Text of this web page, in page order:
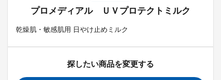
プロメディアル ＵＶプロテクトミルク
乾燥肌・敏感肌用 日やけ止めミルク
探したい商品を変更する